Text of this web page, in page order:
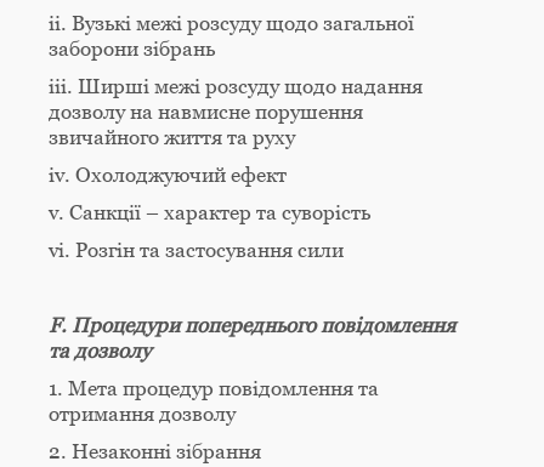
ii. Вузькі межі розсуду щодо загальної
заборони зібрань
iii. Ширші межі розсуду щодо надання
дозволу на навмисне порушення
звичайного життя та руху
iv. Охолоджуючий ефект
v. Санкції – характер та суворість
vi. Розгін та застосування сили
F. Процедури попереднього повідомлення
та дозволу
1. Мета процедур повідомлення та
отримання дозволу
2. Незаконні зібрання